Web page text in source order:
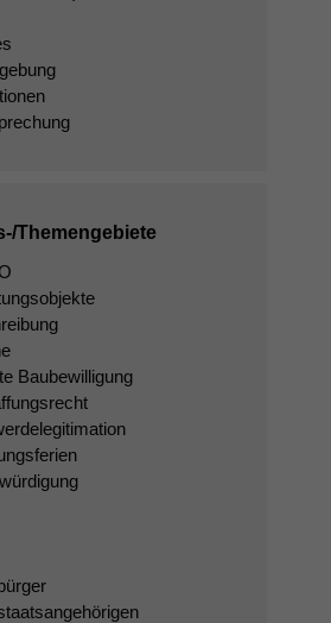
Themengebiete
Baubewilligung